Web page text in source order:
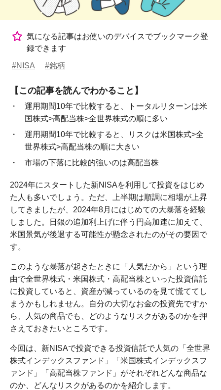
気になる記事はお使いのデバイスでブックマーク登
録できます
#NISA #銘柄
【この記事を読んでわかること】
運用期間10年で比較すると、トータルリターンは米
国株式>高配当株>全世界株式の順に多い
運用期間10年で比較すると、リスクは米国株式>全
世界株式>高配当株の順に大きい
市場の下落に比較的強いのは高配当株
2024年にスタートした新NISAを利用して投資をはじめ
た人も多いでしょう。ただ、上半期は順調に相場が上昇
してきましたが、2024年8月にはじめての大暴落を経験
しました。日銀の追加利上げに伴う円高加速に加えて、
米国景気が後退する可能性が懸念されたのがその要因で
す。
このような暴落が起きたときに「人気だから」という理
由で全世界株式・米国株式・高配当株といった投資信託
に投資していると、資産が減っているのを見て慌ててし
まうかもしれません。自分の大切なお金の投資先ですか
ら、人気の商品でも、どのようなリスクがあるのかを押
さえておきたいところです。
今回は、新NISAで投資できる投資信託で人気の「全世界
株式インデックスファンド」「米国株式インデックスフ
ァンド」「高配当株ファンド」がそれぞれどんな商品な
のか、どんなリスクがあるのかを紹介します。